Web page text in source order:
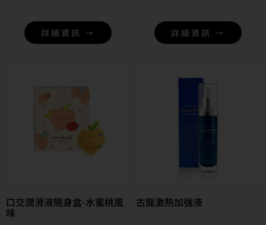
詳細資訊 → 詳細資訊 →
口交潤滑液隨身盒-水蜜桃風
味
古龍激熱加強液